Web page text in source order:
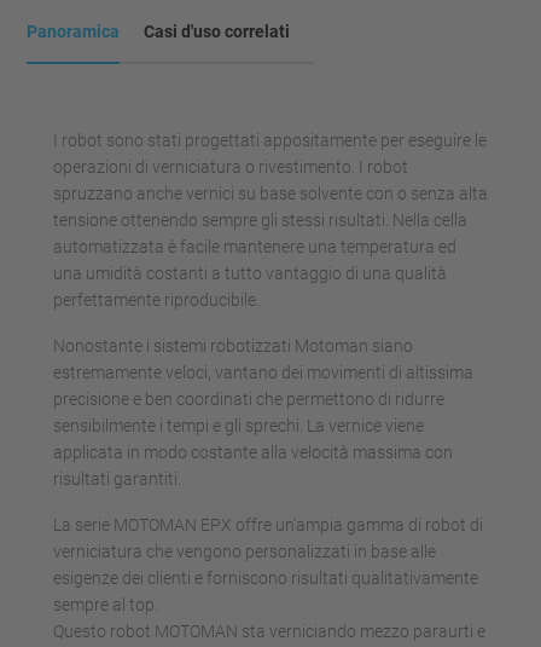
Panoramica Casi d'uso correlati
I robot sono stati progettati appositamente per eseguire le
operazioni di verniciatura o rivestimento. I robot
spruzzano anche vernici su base solvente con o senza alta
tensione ottenendo sempre gli stessi risultati. Nella cella
automatizzata è facile mantenere una temperatura ed
una umidità costanti a tutto vantaggio di una qualità
perfettamente riproducibile.
Nonostante i sistemi robotizzati Motoman siano
estremamente veloci, vantano dei movimenti di altissima
precisione e ben coordinati che permettono di ridurre
sensibilmente i tempi e gli sprechi. La vernice viene
applicata in modo costante alla velocità massima con
risultati garantiti.
La serie MOTOMAN EPX offre un’ampia gamma di robot di
verniciatura che vengono personalizzati in base alle
esigenze dei clienti e forniscono risultati qualitativamente
sempre al top.
Questo robot MOTOMAN sta verniciando mezzo paraurti e